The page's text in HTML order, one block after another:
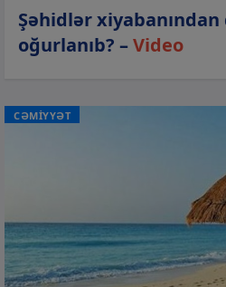
Şəhidlər
oğurlanıb? –Video
CƏMİYYƏT